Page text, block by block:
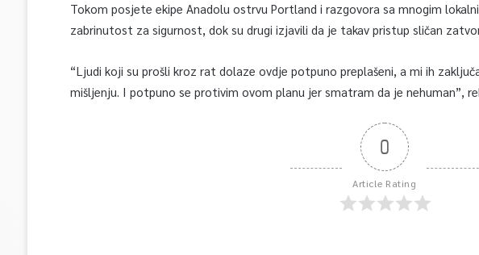
Tokom posjete ekipe Anadolu ostrvu Portland i razgovora sa mnogim
zabrinutost za sigurnost, dok su drugi izjavili da je takav pristup sličan
“Ljudi koji su prošli kroz rat dolaze ovdje potpuno preplašeni, a mi ih
mišljenju. I potpuno se protivim ovom planu jer smatram da je nehuman”,
0
Article Rating